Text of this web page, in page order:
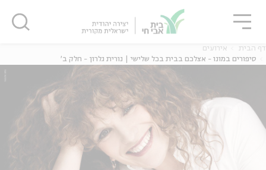
דף הבית
אירועים
סיפורים במונו - אצלכם בבית בכל שלישי | נורית גלרון - חלק ב'
סגור